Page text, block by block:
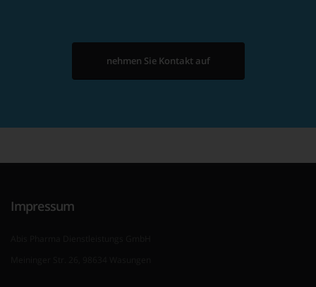
nehmen Sie Kontakt auf
Impressum